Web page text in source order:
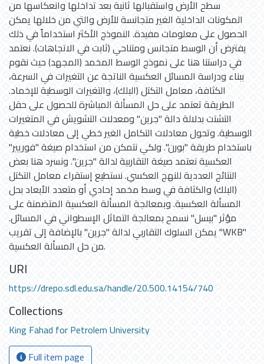
سطح الأرض واستقبالها ثانية بعد تداخلها وانعكاسها من
المكونات الداخلية الغير متجانسة للأرض والتي من خلالها يمكن
الحصول على معلومات مفيدة. النموذج الأكثر استخداماً في ذلك
يفترض أن الوسط متجانس ومتناحي (ثابت في الاتجاهات). نعتمد
في دراستنا هنا على نموذج الوسط المخمد (المجهد) حيث نقوم
ببناء ودراسة المسائل العكسية الناتجة عن التغيرات في السرعة،
الكثافة، معامل التكتل (البلك)، والتغيرات الوسطية للإخماد.
الطريقة تعتمد على حل المسألة المباشرة للحصول على حقل
التشتت بدلالة دالة "جرين" ومعدلات التشويش في المتغيرات
الوسطية. وتحول معادلات التكامل الغير خطي إلى معادلات خطية
باستخدام طريقة "بورن". ولكي نتمكن من استخدام صيغة "فوريير"
العكسية نعتمد صيغة التقاربية لدالة "جرين". ونسرد هنا بعض
النتائج العددية للنهج العكسي. نستطيع إستقراء معامل التكتل
(البلك) والكثافة في وسط مخمد إحادي أو متعدد الأبعاد بحل
المسألة العكسية. وبمعالجة المسألة العكسية المتضمنة على
مؤثر "بيسل" نسمح بمعالجة التماثل الإسطواني في المسائل.
يمكن السلوك التقاربي لدالة "جرين" بالإضافة إلى تقريب "WKB"
من حل المسألة العكسية.
URI
https://drepo.sdl.edu.sa/handle/20.500.14154/740
Collections
King Fahad for Petrolem University
Full item page